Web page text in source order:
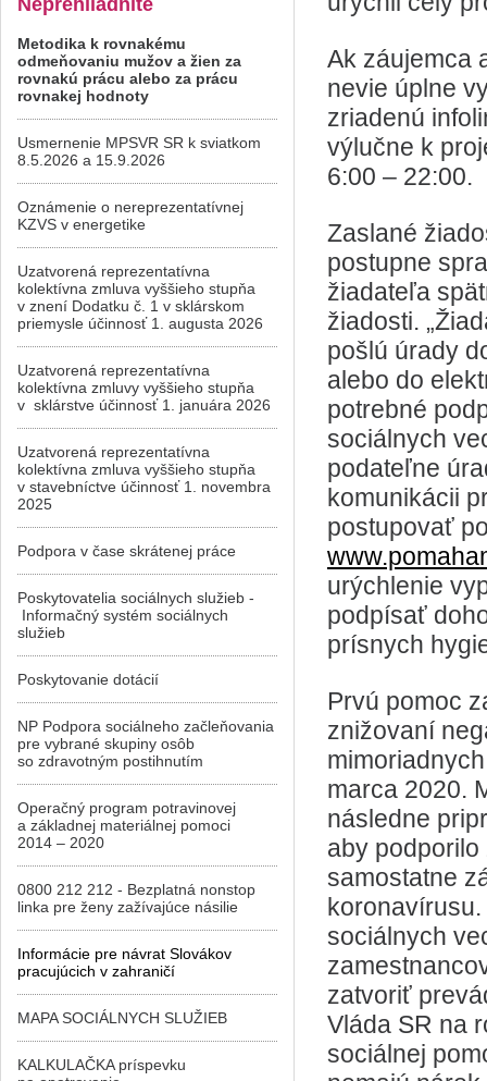
Ak záujemca
nevie úplne
zriadenú
výlučne k
6:00 – 22:00.
Zaslané
postupne
žiadateľa
žiadosti.
pošlú úrady
alebo do
potrebné
sociálnych
podateľne
komunikácii
postupovať
urýchlenie
podpísať
prísnych
Prvú pomoc
znižovaní
marca 2020.
následne
aby
samostatne
sociálnych
zatvoriť
Vláda SR na
sociálnej
Neprehliadnite
Metodika k rovnakému
odmeňovaniu mužov a žien za
rovnakú prácu alebo za prácu
rovnakej hodnoty
Usmernenie MPSVR SR k sviatkom
8.5.2026 a 15.9.2026
Oznámenie o nereprezentatívnej
KZVS v energetike
Uzatvorená reprezentatívna
kolektívna zmluva vyššieho stupňa
v znení Dodatku č. 1 v sklárskom
priemysle účinnosť 1. augusta 2026
Uzatvorená reprezentatívna
kolektívna zmluvy vyššieho stupňa
v sklárstve účinnosť 1. januára 2026
Uzatvorená reprezentatívna
kolektívna zmluva vyššieho stupňa
v stavebníctve účinnosť 1. novembra
2025
Podpora v čase skrátenej práce
Poskytovatelia sociálnych služieb -
Informačný systém sociálnych
služieb
Poskytovanie dotácií
NP Podpora sociálneho začleňovania
pre vybrané skupiny osôb
so zdravotným postihnutím
Operačný program potravinovej
a základnej materiálnej pomoci
2014 – 2020
0800 212 212 - Bezplatná nonstop
linka pre ženy zažívajúce násilie
Informácie pre návrat Slovákov
pracujúcich v zahraničí
MAPA SOCIÁLNYCH SLUŽIEB
KALKULAČKA príspevku